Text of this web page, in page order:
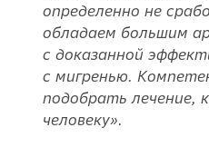
определенно не
обладаем большим
с доказанной
с мигренью.
подобрать лечение,
человеку».